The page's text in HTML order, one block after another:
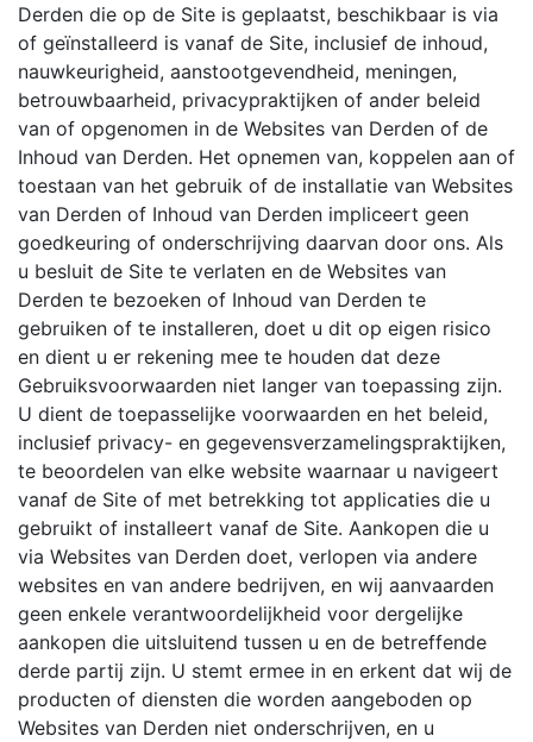
Derden die op de Site is geplaatst, beschikbaar is via
of geïnstalleerd is vanaf de Site, inclusief de inhoud,
nauwkeurigheid, aanstootgevendheid, meningen,
betrouwbaarheid, privacypraktijken of ander beleid
van of opgenomen in de Websites van Derden of de
Inhoud van Derden. Het opnemen van, koppelen aan of
toestaan van het gebruik of de installatie van Websites
van Derden of Inhoud van Derden impliceert geen
goedkeuring of onderschrijving daarvan door ons. Als
u besluit de Site te verlaten en de Websites van
Derden te bezoeken of Inhoud van Derden te
gebruiken of te installeren, doet u dit op eigen risico
en dient u er rekening mee te houden dat deze
Gebruiksvoorwaarden niet langer van toepassing zijn.
U dient de toepasselijke voorwaarden en het beleid,
inclusief privacy- en gegevensverzamelingspraktijken,
te beoordelen van elke website waarnaar u navigeert
vanaf de Site of met betrekking tot applicaties die u
gebruikt of installeert vanaf de Site. Aankopen die u
via Websites van Derden doet, verlopen via andere
websites en van andere bedrijven, en wij aanvaarden
geen enkele verantwoordelijkheid voor dergelijke
aankopen die uitsluitend tussen u en de betreffende
derde partij zijn. U stemt ermee in en erkent dat wij de
producten of diensten die worden aangeboden op
Websites van Derden niet onderschrijven, en u